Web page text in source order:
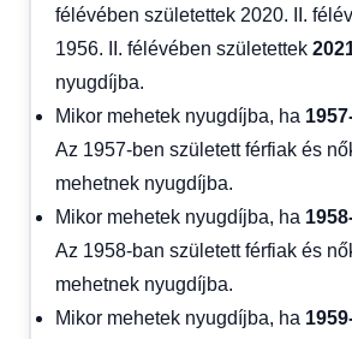
félévében születettek 2020. II.
1956. II. félévében születettek
nyugdíjba.
Mikor mehetek nyugdíjba, ha
Az 1957-ben született férfiak és
mehetnek nyugdíjba.
Mikor mehetek nyugdíjba, ha
Az 1958-ban született férfiak és
mehetnek nyugdíjba.
Mikor mehetek nyugdíjba, ha